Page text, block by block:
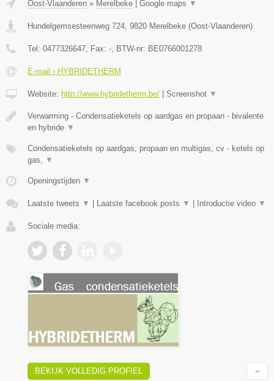
Oost-Vlaanderen » Merelbeke Google maps ▼
Hundelgemsesteenweg 724, 9820 Merelbeke (Oost-Vlaanderen)
Tel: 0477326647, Fax: -, BTW-nr: BE0766001278
E-mail › HYBRIDETHERM
Website: http://www.hybridetherm.be/ Screenshot ▼
Verwarming - Condensatieketels op aardgas en propaan - bivalente
en hybride ▼
Condensatieketels op aardgas, propaan en multigas, cv - ketels op
gas, ▼
Openingstijden ▼
Laatste tweets ▼ Laatste facebook posts ▼ Introductie video ▼
Sociale media:
BEKIJK VOLLEDIG PROFIEL